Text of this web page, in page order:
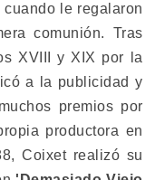
le regalaron
comunión. Tras
XVIII y XIX por la
a la publicidad y
premios por
productora en
Coixet realizó su